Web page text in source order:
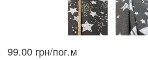
99.00 грн/пог.м